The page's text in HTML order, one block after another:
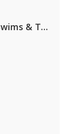
David Guetta, Teddy Swims & Tones And I